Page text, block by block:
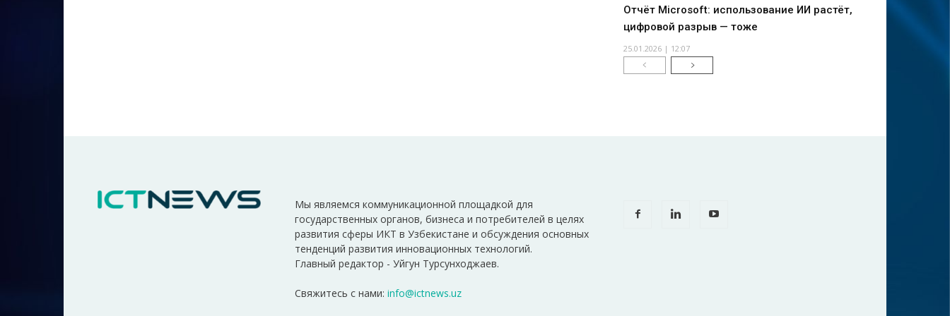
Отчёт Microsoft: использование ИИ растёт,
цифровой разрыв — тоже
25.01.2026 | 12:07
Мы являемся коммуникационной площадкой для
государственных органов, бизнеса и потребителей в целях
развития сферы ИКТ в Узбекистане и обсуждения основных
тенденций развития инновационных технологий.
Главный редактор - Уйгун Турсунходжаев.
Свяжитесь с нами: info@ictnews.uz